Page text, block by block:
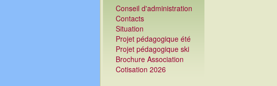
Conseil d'administration
Contacts
Situation
Projet pédagogique été
Projet pédagogique ski
Brochure Association
Cotisation 2026